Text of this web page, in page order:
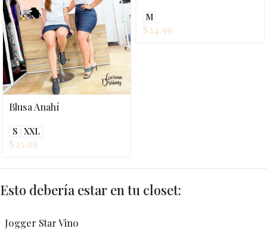
Blusa Anahí
S XXL
$25.99
M
$24.99
Esto debería estar en tu closet:
Jogger Star Vino